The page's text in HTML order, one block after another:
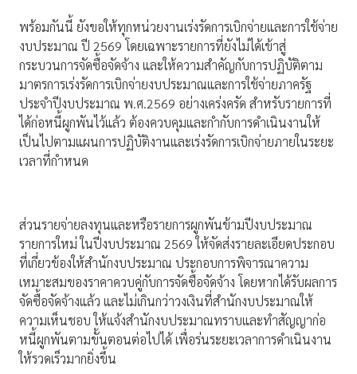
พร้อมกันนี้ ยังขอให้ทุกหน่วยงานเร่งรัดการเบิกจ่ายและการใช้จ่าย
งบประมาณ ปี 2569 โดยเฉพาะรายการที่ยังไม่ได้เข้าสู่
กระบวนการจัดซื้อจัดจ้าง และให้ความสำคัญกับการปฏิบัติตาม
มาตรการเร่งรัดการเบิกจ่ายงบประมาณและการใช้จ่ายภาครัฐ
ประจำปีงบประมาณ พ.ศ.2569 อย่างเคร่งครัด สำหรับรายการที่
ได้ก่อหนี้ผูกพันไว้แล้ว ต้องควบคุมและกำกับการดำเนินงานให้
เป็นไปตามแผนการปฏิบัติงานและเร่งรัดการเบิกจ่ายภายในระยะ
เวลาที่กำหนด
ส่วนรายจ่ายลงทุนและหรือรายการผูกพันข้ามปีงบประมาณ
รายการใหม่ ในปีงบประมาณ 2569 ให้จัดส่งรายละเอียดประกอบ
ที่เกี่ยวข้องให้สำนักงบประมาณ ประกอบการพิจารณาความ
เหมาะสมของราคาควบคู่กับการจัดซื้อจัดจ้าง โดยหากได้รับผลการ
จัดซื้อจัดจ้างแล้ว และไม่เกินกว่าวงเงินที่สำนักงบประมาณให้
ความเห็นชอบ ให้แจ้งสำนักงบประมาณทราบและทำสัญญาก่อ
หนี้ผูกพันตามขั้นตอนต่อไปได้ เพื่อร่นระยะเวลาการดำเนินงาน
ให้รวดเร็วมากยิ่งขึ้น